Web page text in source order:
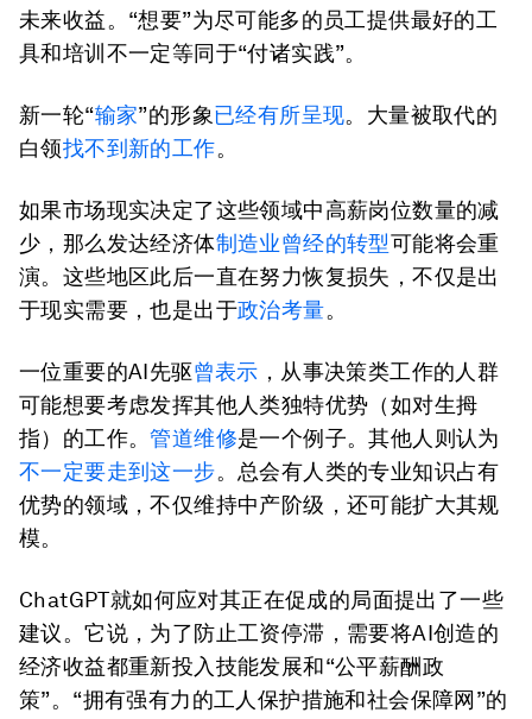
未来收益。“想要”为尽可能多的员工提供最好的工
具和培训不一定等同于“付诸实践”。
新一轮“输家”的形象已经有所呈现。大量被取代的
白领找不到新的工作。
如果市场现实决定了这些领域中高薪岗位数量的减
少，那么发达经济体制造业曾经的转型可能将会重
演。这些地区此后一直在努力恢复损失，不仅是出
于现实需要，也是出于政治考量。
一位重要的AI先驱曾表示 ，从事决策类工作的人群
可能想要考虑发挥其他人类独特优势（如对生拇
指）的工作。管道维修是一个例子。其他人则认为
不一定要走到这一步。总会有人类的专业知识占有
优势的领域，不仅维持中产阶级，还可能扩大其规
模。
ChatGPT就如何应对其正在促成的局面提出了一些
建议。它说，为了防止工资停滞，需要将AI创造的
经济收益都重新投入技能发展和“公平薪酬政
策”。“拥有强有力的工人保护措施和社会保障网”的